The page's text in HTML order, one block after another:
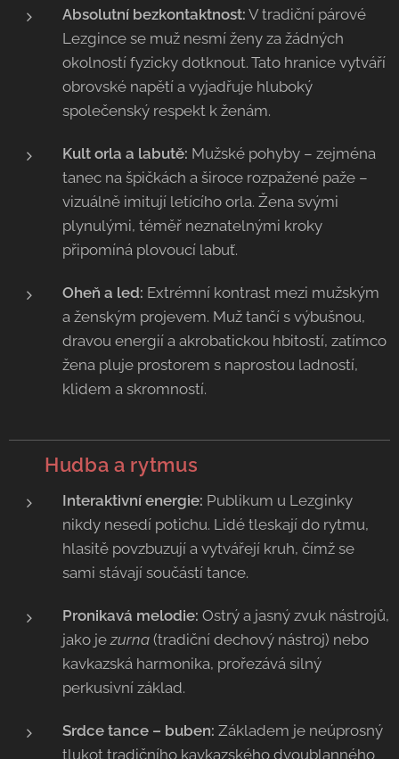
Absolutní bezkontaktnost: V tradiční párové
Lezgince se muž nesmí ženy za žádných
okolností fyzicky dotknout. Tato hranice vytváří
obrovské napětí a vyjadřuje hluboký
společenský respekt k ženám.
Kult orla a labutě: Mužské pohyby – zejména
tanec na špičkách a široce rozpažené paže –
vizuálně imitují letícího orla. Žena svými
plynulými, téměř neznatelnými kroky
připomíná plovoucí labuť.
Oheň a led: Extrémní kontrast mezi mužským
a ženským projevem. Muž tančí s výbušnou,
dravou energií a akrobatickou hbitostí, zatímco
žena pluje prostorem s naprostou ladností,
klidem a skromností.
Hudba a rytmus
Interaktivní energie: Publikum u Lezginky
nikdy nesedí potichu. Lidé tleskají do rytmu,
hlasitě povzbuzují a vytvářejí kruh, čímž se
sami stávají součástí tance.
Pronikavá melodie: Ostrý a jasný zvuk nástrojů,
jako jezurna (tradiční dechový nástroj) nebo
kavkazská harmonika, prořezává silný
perkusivní základ.
Srdce tance – buben: Základem je neúprosný
tlukot tradičního kavkazského dvoublanného